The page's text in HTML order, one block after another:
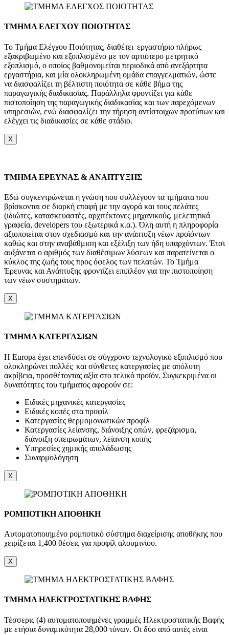
ΤΜΗΜΑ ΕΛΕΓΧΟΥ ΠΟΙΟΤΗΤΑΣ
Το Τμήμα Ελέγχου Ποιότητας, διαθέτει εργαστήριο πλήρως
εξακριβωμένο και εξοπλισμένο με τον αρτιότερο μετρητικό
εξοπλισμό, ο οποίος βαθμονομείται περιοδικά από ανεξάρτητα
εργαστήρια, και μία ολοκληρωμένη ομάδα επαγγελματιών, ώστε
να διασφαλίζει τη βέλτιστη ποιότητα σε κάθε βήμα της
παραγωγικής διαδικασίας. Παράλληλα φροντίζει για κάθε
πιστοποίηση της παραγωγικής διαδικασίας και των παρεχόμενων
υπηρεσιών, ενώ διασφαλίζει την τήρηση αντίστοιχων προτύπων και
ελέγχει τις διαδικασίες σε κάθε στάδιο.
X
TMHMA ΕΡΕΥΝΑΣ & ΑΝΑΠΤΥΞΗΣ
Εδώ συγκεντρώνεται η γνώση που συλλέγουν τα τμήματα που
βρίσκονται σε διαρκή επαφή με την αγορά και τους πελάτες
(ιδιώτες, κατασκευαστές, αρχιτέκτονες μηχανικούς, μελετητικά
γραφεία, developers του εξωτερικά κ.α.). Όλη αυτή η πληροφορία
αξιοποιείται στον σχεδιασμό και την ανάπτυξη νέων προϊόντων
καθώς και στην αναβάθμιση και εξέλιξη των ήδη υπαρχόντων. Έτσι
αυξάνεται ο αριθμός των διαθέσιμων λύσεων και παρατείνεται ο
κύκλος της ζωής τους προς όφελος των πελατών. Το Τμήμα
Έρευνας και Ανάπτυξης φροντίζει επιπλέον για την πιστοποίηση
των νέων συστημάτων.
X
ΤΜΗΜΑ ΚΑΤΕΡΓΑΣΙΩΝ
Η Europa έχει επενδύσει σε σύγχρονο τεχνολογικό εξοπλισμό που
ολοκληρώνει πολλές και σύνθετες κατεργασίες με απόλυτη
ακρίβεια, προσθέτοντας αξία στο τελικό προϊόν. Συγκεκριμένα οι
δυνατότητες του τμήματος αφορούν σε:
Ειδικές μηχανικές κατεργασίες
Ειδικές κοπές στα προφίλ
Κατεργασίες θερμομονωτικών προφίλ
Κατεργασίες λείανσης, διάνοιξης οπών, φρεζάρισμα,
διάνοιξη σπειρωμάτων, λείανση κοπής
Υπηρεσίες χημικής απολάδωσης
Συναρμολόγηση
X
ΡΟΜΠΟΤΙΚΗ ΑΠΟΘΗΚΗ
Αυτοματοποιημένο ρομποτικό σύστημα διαχείρισης αποθήκης που
χειρίζεται 1,400 θέσεις για προφίλ αλουμινίου.
X
ΤΜΗΜΑ ΗΛΕΚΤΡΟΣΤΑΤΙΚΗΣ ΒΑΦΗΣ
Τέσσερις (4) αυτοματοποιημένες γραμμές Ηλεκτροστατικής Βαφής
με ετήσια δυναμικότητα 28,000 τόνων. Οι δύο από αυτές είναι